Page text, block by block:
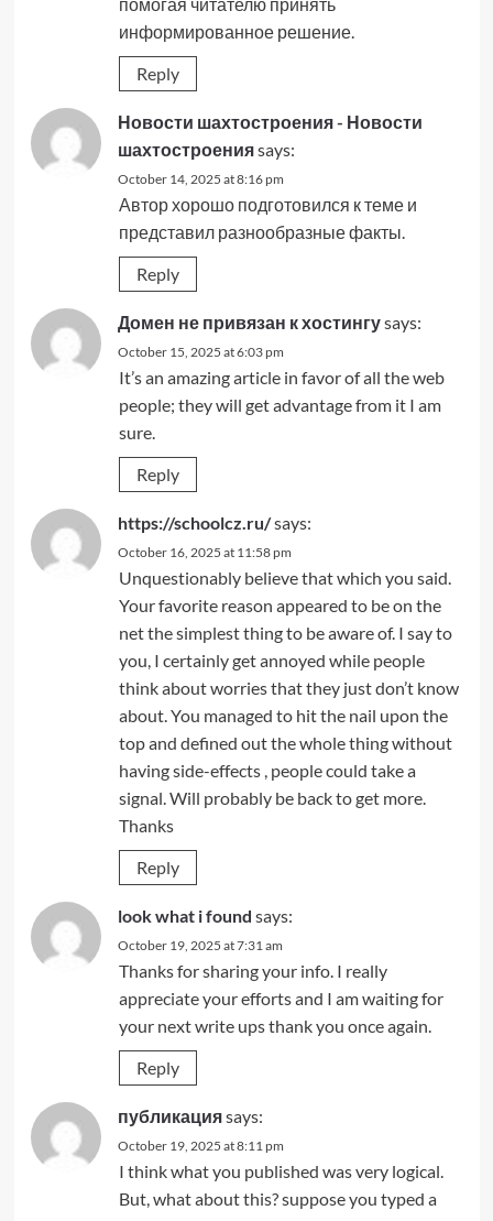
информированное решение.
Reply
Новости шахтостроения - Новости
шахтостроенияsays:
October 14, 2025 at 8:16 pm
Автор хорошо подготовился к теме и
представил разнообразные факты.
Reply
Домен не привязан к хостингуsays:
October 15, 2025 at 6:03 pm
It’s an amazing article in favor of all the web
people; they will get advantage from it I am
sure.
Reply
https://schoolcz.ru/says:
October 16, 2025 at 11:58 pm
Unquestionably believe that which you said.
Your favorite reason appeared to be on the
net the simplest thing to be aware of. I say to
you, I certainly get annoyed while people
think about worries that they just don’t know
about. You managed to hit the nail upon the
top and defined out the whole thing without
having side-effects , people could take a
signal. Will probably be back to get more.
Thanks
Reply
look what i found says:
October 19, 2025 at 7:31 am
Thanks for sharing your info. I really
appreciate your efforts and I am waiting for
your next write ups thank you once again.
Reply
публикацияsays:
October 19, 2025 at 8:11 pm
I think what you published was very logical.
But, what about this? suppose you typed a